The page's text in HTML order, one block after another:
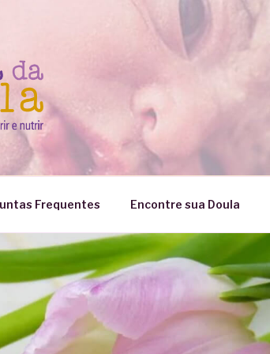
Frequentes Encontre sua Doula